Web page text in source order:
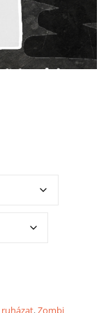
ruházat,Zombi